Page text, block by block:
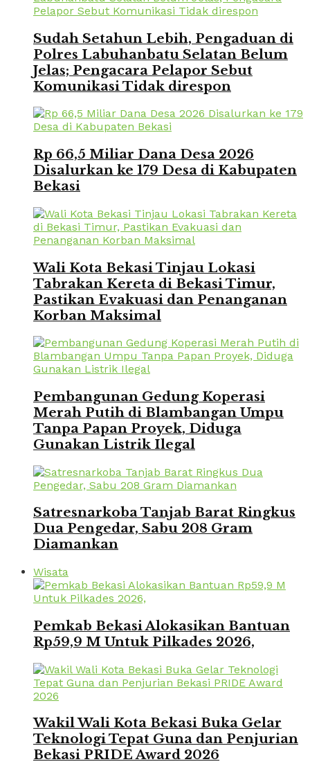
Sudah Setahun Lebih, Pengaduan di
Polres Labuhanbatu Selatan Belum
Jelas; Pengacara Pelapor Sebut
Komunikasi Tidak direspon
Rp 66,5 Miliar Dana Desa 2026
Disalurkan ke 179 Desa di Kabupaten
Bekasi
Wali Kota Bekasi Tinjau Lokasi
Tabrakan Kereta di Bekasi Timur,
Pastikan Evakuasi dan Penanganan
Korban Maksimal
Pembangunan Gedung Koperasi
Merah Putih di Blambangan Umpu
Tanpa Papan Proyek, Diduga
Gunakan Listrik Ilegal
Satresnarkoba Tanjab Barat Ringkus
Dua Pengedar, Sabu 208 Gram
Diamankan
Wisata
Pemkab Bekasi Alokasikan Bantuan
Rp59,9 M Untuk Pilkades 2026,
Wakil Wali Kota Bekasi Buka Gelar
Teknologi Tepat Guna dan Penjurian
Bekasi PRIDE Award 2026